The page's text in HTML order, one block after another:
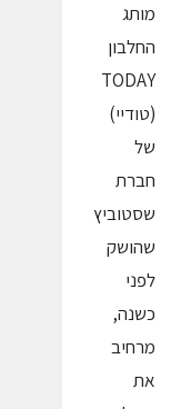
מותג
החלבון
TODAY
(טודיי)
של
חברת
שסטוביץ
שהושק
לפני
כשנה,
מרחיב
את